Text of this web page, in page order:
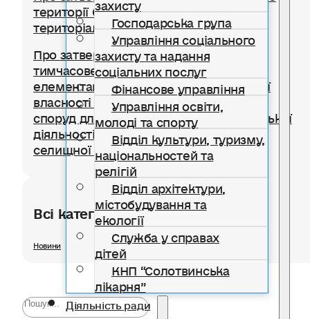
Господарська група
Управління соціального
захисту та надання
соціальних послуг
Фінансове управління
Управління освіти,
молоді та спорту
Відділ культури, туризму,
національностей та
релігій
Відділ архітектури,
містобудування та
екології
Служба у справах
дітей
КНП “Солотвинська
лікарня”
Діяльність ради
території Солотвинської селищної
територіальної громади
Про затвердження Положення про
тимчасове користування окремими
елементами благоустрою комунальної
власності для розміщення тимчасових
споруд для провадження підприємницької
діяльності на території Солотвинської
селищної територіальної громади
Всі категорії розділу
Новини